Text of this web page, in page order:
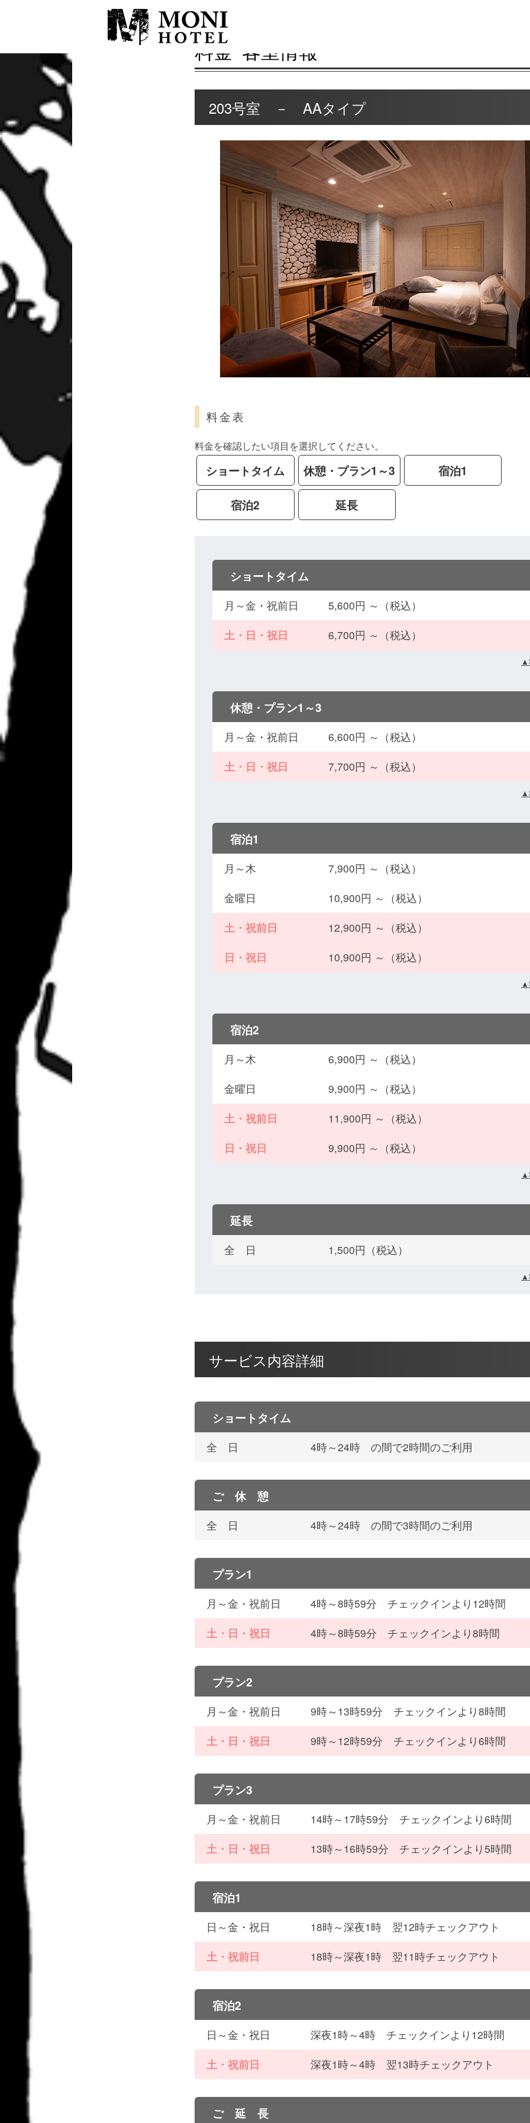
料金･客室情報
203号室 － AAタイプ
料金表
料金を確認したい項目を選択してください。
ショートタイム 休憩・プラン1～3 宿泊1
宿泊2 延長
ショートタイム
月～金・祝前日
5,600円 ～（税込）
土・日・祝日
6,700円 ～（税込）
▲
休憩・プラン1～3
月～金・祝前日
6,600円 ～（税込）
土・日・祝日
7,700円 ～（税込）
▲
宿泊1
月～木
7,900円 ～（税込）
金曜日
10,900円 ～（税込）
土・祝前日
12,900円 ～（税込）
日・祝日
10,900円 ～（税込）
▲
宿泊2
月～木
6,900円 ～（税込）
金曜日
9,900円 ～（税込）
土・祝前日
11,900円 ～（税込）
日・祝日
9,900円 ～（税込）
▲
延長
全 日 1,500円（税込）
▲
サービス内容詳細
ショートタイム
全 日 4時～24時 の間で2時間のご利用
ご 休 憩
全 日 4時～24時 の間で3時間のご利用
プラン1
月～金・祝前日
4時～8時59分 チェックインより12時間
土・日・祝日
4時～8時59分 チェックインより8時間
プラン2
月～金・祝前日
9時～13時59分 チェックインより8時間
土・日・祝日
9時～12時59分 チェックインより6時間
プラン3
月～金・祝前日
14時～17時59分 チェックインより6時間
土・日・祝日
13時～16時59分 チェックインより5時間
宿泊1
日～金・祝日
18時～深夜1時 翌12時チェックアウト
土・祝前日
18時～深夜1時 翌11時チェックアウト
宿泊2
日～金・祝日
深夜1時～4時 チェックインより12時間
土・祝前日
深夜1時～4時 翌13時チェックアウト
ご 延 長